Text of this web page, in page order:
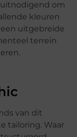
om
kleuren
uitgebreide
terrein
van dit
tailoring. Waar